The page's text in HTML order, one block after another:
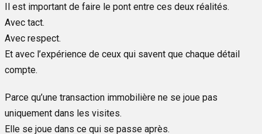
Il est important de faire le pont entre ces deux réalités.
Avec tact.
Avec respect.
Et avec l’expérience de ceux qui savent que chaque détail
compte.
Parce qu’une transaction immobilière ne se joue pas
uniquement dans les visites.
Elle se joue dans ce qui se passe après.